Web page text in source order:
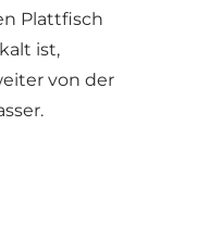
Plattfisch
ist,
von der